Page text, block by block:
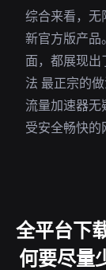
综合来看，无
新官方版产品
面，都展现
法 最正宗的
流量加速器
受安全畅快的
全平台下
何要尽量